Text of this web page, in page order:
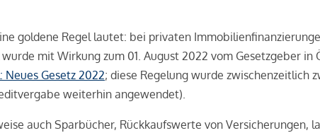
goldene Regel lautet: bei privaten
wurde mit Wirkung zum 01. August 2022 vom Gesetzgeber
Gesetz 2022; diese Regelung wurde zwischenzeitlich
weiterhin angewendet).
auch Sparbücher, Rückkaufswerte von Versicherungen,